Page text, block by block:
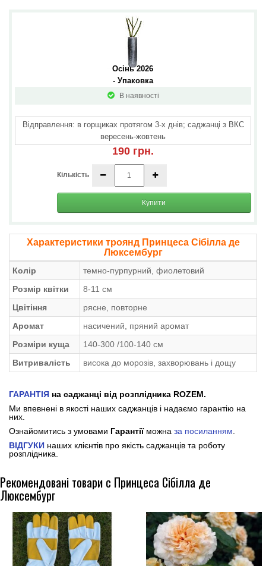
Осінь 2026
- Упаковка
В наявності
Відправлення: в горщиках протягом 3-х днів; саджанці з ВКС
вересень-жовтень
190 грн.
Кількість
Купити
Характеристики троянд Принцеса Сібілла де
Люксембург
Колір
темно-пурпурний, фиолетовий
Розмір квітки
8-11 см
Цвітіння
рясне, повторне
Аромат
насичений, пряний аромат
Розміри куща
140-300 /100-140 см
Витривалість
висока до морозів, захворювань і дощу
ГАРАНТІЯ на саджанці від розплідника ROZEM.
Ми впевнені в якості наших саджанців і надаємо гарантію на
них.
Ознайомитись з умовами Гарантії можна за посиланням
ВІДГУКИ наших клієнтів про якість саджанців та роботу
розплідника.
Рекомендовані товари с Принцеса Сібілла де
Люксембург